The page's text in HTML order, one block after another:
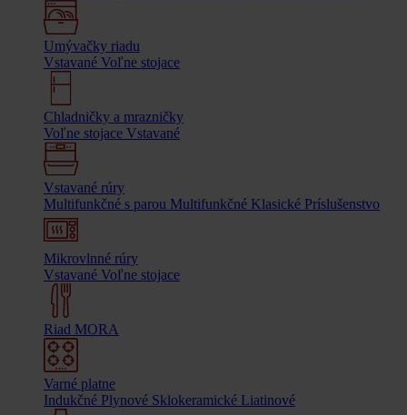
Umývačky riadu
Vstavané Voľne stojace
Chladničky a mrazničky
Voľne stojace Vstavané
Vstavané rúry
Multifunkčné s parou Multifunkčné Klasické Príslušenstvo
Mikrovlnné rúry
Vstavané Voľne stojace
Riad MORA
Varné platne
Indukčné Plynové Sklokeramické Liatinové